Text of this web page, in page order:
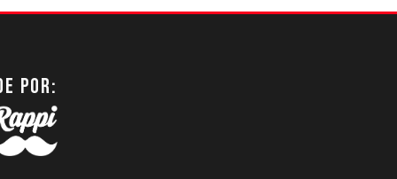
POR: